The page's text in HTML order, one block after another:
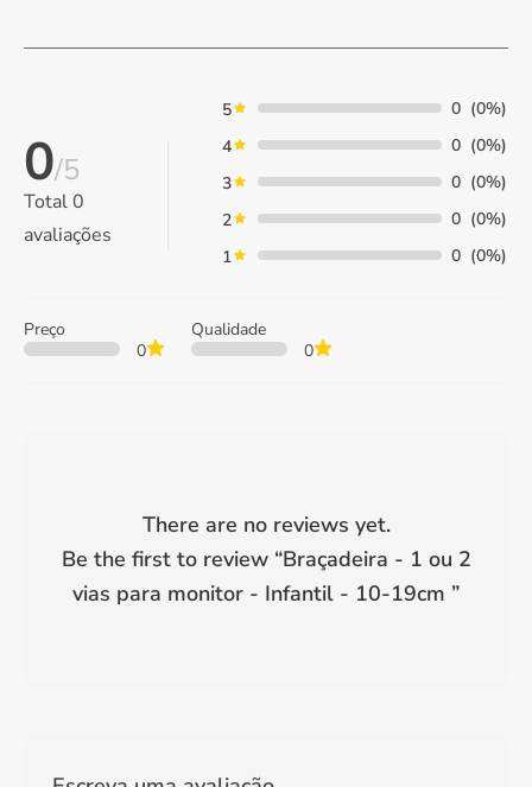
0/5
Total0
avaliações
5 0 (0%)
4
0 (0%)
3
0 (0%)
2
0 (0%)
1
0 (0%)
Preço
0
Qualidade
0
There are no reviews yet.
Be the first to review “Braçadeira - 1 ou 2
vias para monitor - Infantil - 10-19cm ”